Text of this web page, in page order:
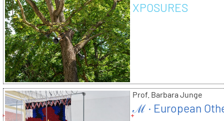
XPOSURES
Prof. Barbara Junge
ℳ · European